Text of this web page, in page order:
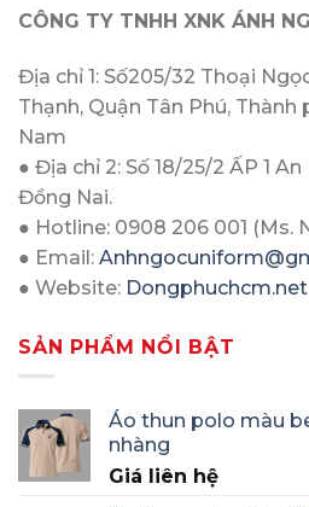
CÔNG TY TNHH XNK ÁNH
Địa chỉ 1: Số205/32 Thoại
Thạnh, Quận Tân Phú, Thành
Nam
● Địa chỉ 2: Số 18/25/2 ẤP 1
Đồng Nai.
● Hotline: 0908 206 001 (Ms.
● Email:
● Website: Dongphuchcm.net
SẢN PHẨM NỔI BẬT
Áo thun polo màu
nhàng
Giá liên hệ